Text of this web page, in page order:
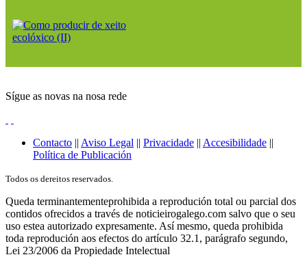
Sígue as novas na nosa rede
Contacto || Aviso Legal || Privacidade || Accesibilidade ||
Política de Publicación
Todos os dereitos reservados.
Queda terminantementeprohibida a reprodución total ou parcial dos
contidos ofrecidos a través de noticieirogalego.com salvo que o seu
uso estea autorizado expresamente. Así mesmo, queda prohibida
toda reprodución aos efectos do artículo 32.1, parágrafo segundo,
Lei 23/2006 da Propiedade Intelectual